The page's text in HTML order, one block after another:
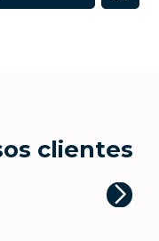
clientes